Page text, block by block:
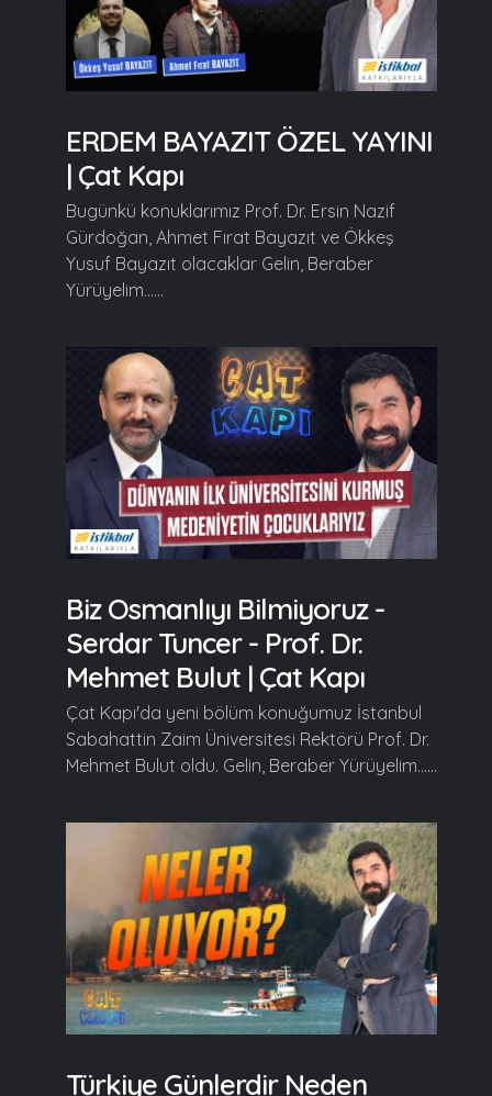
ERDEM BAYAZIT ÖZEL YAYINI
| Çat Kapı
Bugünkü konuklarımız Prof. Dr. Ersin Nazif
Gürdoğan, Ahmet Fırat Bayazıt ve Ökkeş
Yusuf Bayazıt olacaklar Gelin, Beraber
Yürüyelim......
Biz Osmanlıyı Bilmiyoruz -
Serdar Tuncer - Prof. Dr.
Mehmet Bulut | Çat Kapı
Çat Kapı'da yeni bölüm konuğumuz İstanbul
Sabahattin Zaim Üniversitesi Rektörü Prof. Dr.
Mehmet Bulut oldu. Gelin, Beraber Yürüyelim......
Türkiye Günlerdir Neden